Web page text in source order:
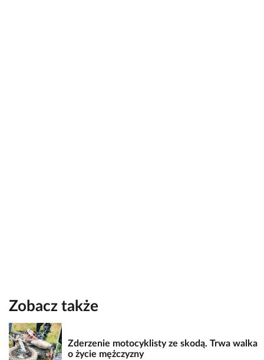
Zobacz także
Zderzenie motocyklisty ze skodą. Trwa walka
o życie mężczyzny